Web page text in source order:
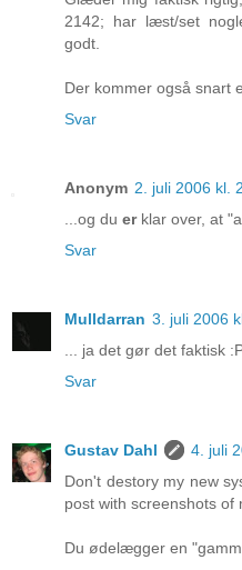
2142; har læst/set
godt.
Der kommer også snart
Svar
Anonym 2. juli 2006 kl.
...og du erklar over, at
Svar
Mulldarran 3. juli 2006
... ja det gør det faktisk
Svar
Gustav Dahl
4. juli
Don't destory my new
post with screenshots of
Du ødelægger en